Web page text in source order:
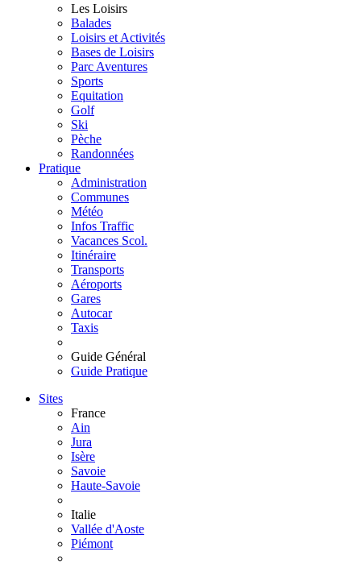
Les Loisirs
Balades
Loisirs et Activités
Bases de Loisirs
Parc Aventures
Sports
Equitation
Golf
Ski
Pèche
Randonnées
Pratique
Administration
Communes
Météo
Infos Traffic
Vacances Scol.
Itinéraire
Transports
Aéroports
Gares
Autocar
Taxis
Guide Général
Guide Pratique
Sites
France
Ain
Jura
Isère
Savoie
Haute-Savoie
Italie
Vallée d'Aoste
Piémont